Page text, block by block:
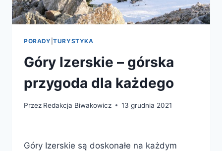
PORADY |TURYSTYKA
Góry Izerskie – górska
przygoda dla każdego
Przez Redakcja Biwakowicz 13 grudnia 2021
Góry Izerskie są doskonałe na każdym